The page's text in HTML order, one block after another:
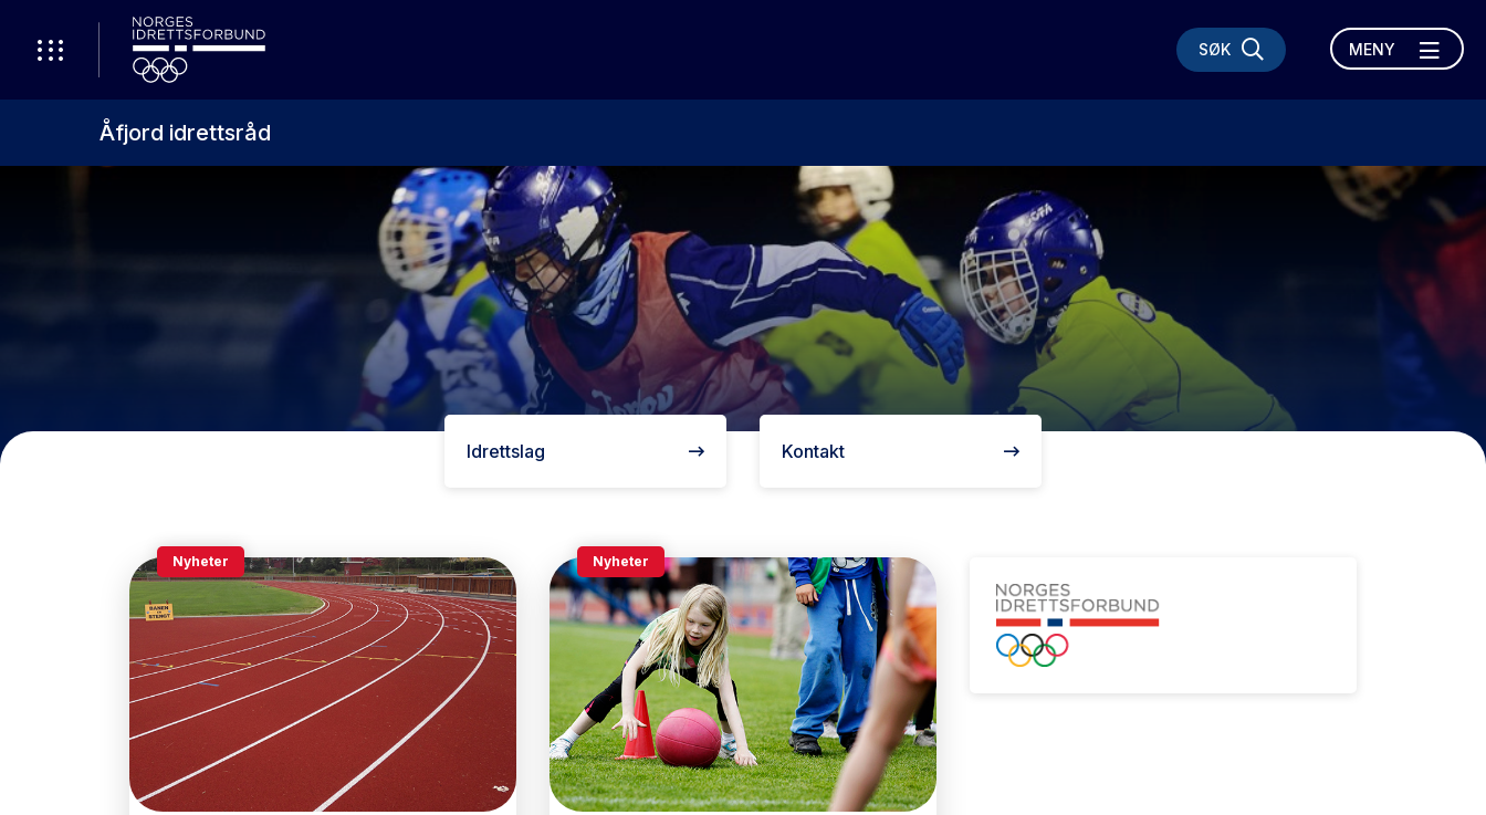
SØK MENY
Åfjord idrettsråd
Idrettslag Kontakt
Nyheter Nyheter